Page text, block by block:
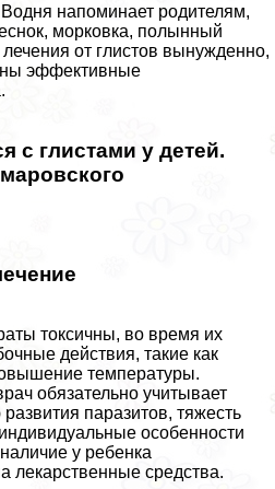
напоминает родителям,
морковка, полынный
от глистов вынужденно,
эффективные
с глистами у детей.
токсичны, во время их
действия, такие как
температуры.
обязательно учитывает
паразитов, тяжесть
особенности
у ребенка
лекарственные средства.